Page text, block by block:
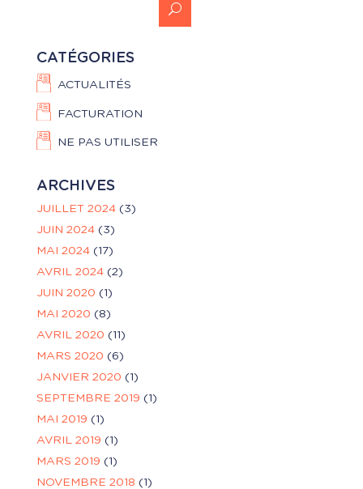
CATÉGORIES
ACTUALITÉS
FACTURATION
NE PAS UTILISER
ARCHIVES
JUILLET 2024(3)
JUIN 2024(3)
MAI 2024(17)
AVRIL 2024(2)
JUIN 2020 (1)
MAI 2020 (8)
AVRIL 2020 (11)
MARS 2020 (6)
JANVIER 2020 (1)
SEPTEMBRE 2019 (1)
MAI 2019 (1)
AVRIL 2019 (1)
MARS 2019 (1)
NOVEMBRE 2018 (1)